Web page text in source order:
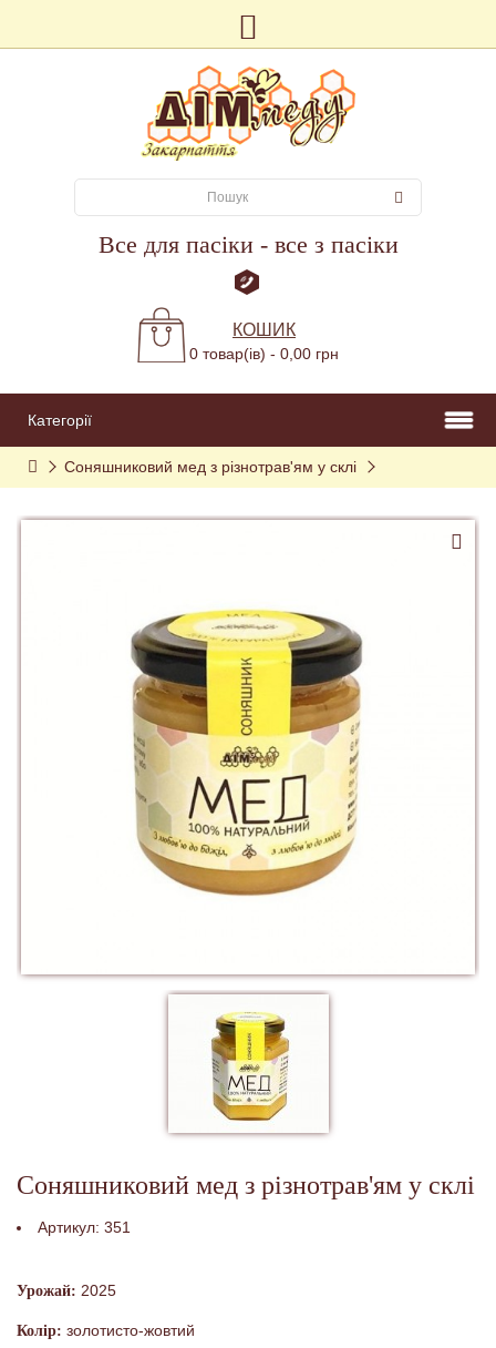
Все для пасіки - все з пасіки
КОШИК
0 товар(ів) - 0,00 грн
Категорії
Соняшниковий мед з різнотрав'ям у склі
Соняшниковий мед з різнотрав'ям у склі
Артикул: 351
Урожай: 2025
Колір: золотисто-жовтий